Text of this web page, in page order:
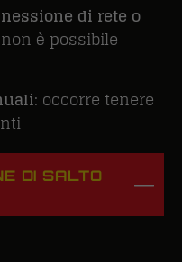
di rete o
è possibile
: occorre tenere
DI SALTO